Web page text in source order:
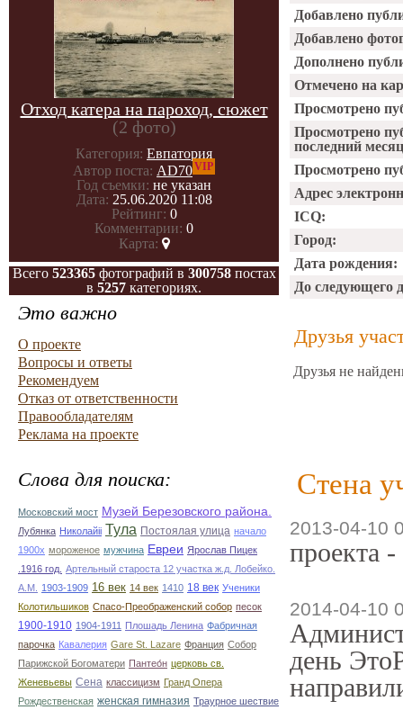
Отход катера на пароход, сюжет
(2 фото)
Категория: Евпатория
Автор поста: AD70VIP
Год съемки: не указан
Дата: 25.06.2020 11:08
Рейтинг: 0
Комментарии: 0
Карта:
Всего 523365фотографий в 300758постах
в 5257 категориях.
Это важно
О проекте
Вопросы и ответы
Рекомендуем
Отказ от ответственности
Правообладателям
Реклама на проекте
Слова для поиска:
Московский мост Музей Березовского района.
Лубянка Николайii Тула Постоялая улица начало
1900х мороженое мужчина Евреи Ярослав Пицек
.1916 год. Артельный староста 12 участка ж.д. Лобейко.
А.М.
1903-1909 16 век 14 век 1410 18 век Ученики
Колотильшиков Спасо-Преображенский собор песок
1900-1910 1904-1911 Плошадь Ленина Фабричная
парочка Кавалерия Gare St. Lazare Франция Собор
Парижской Богоматери Пантео́н церковь св.
Женевьевы Сена классицизм Гранд Опера
Рождественская женская гимназия Траурное шествие
Добавлено
Добавлено
Дополнено
Отмечено на
Просмотрено
Просмотрено
последний
Просмотрено
Адрес
ICQ:
Город:
Дата рождения:
До следующего
Друзья
Друзья не
Стена
2013-04-10
проекта
2014-04-10
день